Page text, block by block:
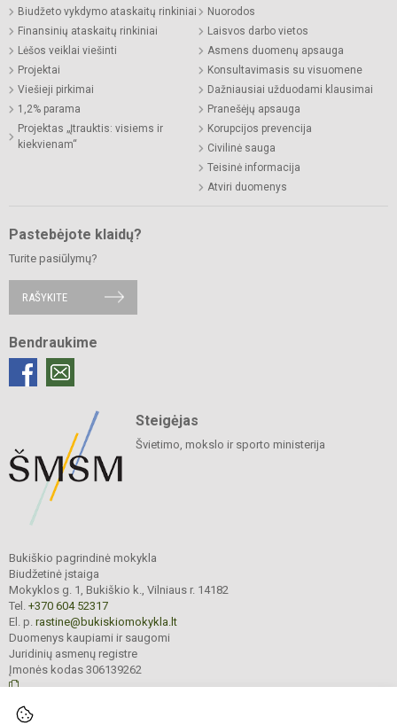
Biudžeto vykdymo ataskaitų rinkiniai
Finansinių ataskaitų rinkiniai
Lėšos veiklai viešinti
Projektai
Viešieji pirkimai
1,2% parama
Projektas „Įtrauktis: visiems ir
kiekvienam“
Nuorodos
Laisvos darbo vietos
Asmens duomenų apsauga
Konsultavimasis su visuomene
Dažniausiai užduodami klausimai
Pranešėjų apsauga
Korupcijos prevencija
Civilinė sauga
Teisinė informacija
Atviri duomenys
Pastebėjote klaidų?
Turite pasiūlymų?
RAŠYKITE
Bendraukime
Steigėjas
Švietimo, mokslo ir sporto ministerija
Bukiškio pagrindinė mokykla
Biudžetinė įstaiga
Mokyklos g. 1, Bukiškio k., Vilniaus r. 14182
Tel. +370 604 52317
El. p. rastine@bukiskiomokykla.lt
Duomenys kaupiami ir saugomi
Juridinių asmenų registre
Įmonės kodas 306139262